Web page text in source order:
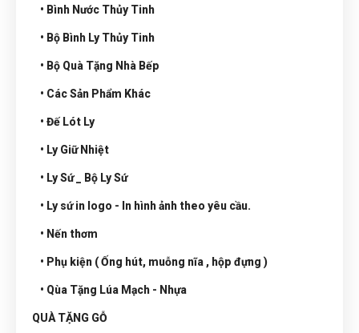
• Bình Nước Thủy Tinh
• Bộ Bình Ly Thủy Tinh
• Bộ Quà Tặng Nhà Bếp
• Các Sản Phẩm Khác
• Đế Lót Ly
• Ly Giữ Nhiệt
• Ly Sứ _ Bộ Ly Sứ
• Ly sứ in logo - In hình ảnh theo yêu cầu.
• Nến thơm
• Phụ kiện ( Ống hút, muỗng nĩa , hộp đựng )
• Qùa Tặng Lúa Mạch - Nhựa
QUÀ TẶNG GỖ